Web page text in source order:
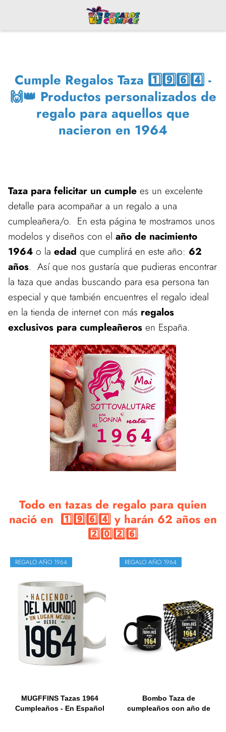
Cumple Regalos Taza 1️⃣9️⃣6️⃣4️⃣ -
🙌👑 Productos personalizados de
regalo para aquellos que
nacieron en 1964
Taza para felicitar un cumple es un excelente
detalle para acompañar a un regalo a una
cumpleañera/o. En esta página te mostramos unos
modelos y diseños con el año de nacimiento
1964 o la edad que cumplirá en este año: 62
años. Así que nos gustaría que pudieras encontrar
la taza que andas buscando para esa persona tan
especial y que también encuentres el regalo ideal
en la tienda de internet con más regalos
exclusivos para cumpleañeros en España.
Todo en tazas de regalo para quien
nació en 1️⃣9️⃣6️⃣4️⃣ y harán 62 años en
2️⃣0️⃣2️⃣6️⃣
REGALO AÑO 1964
MUGFFINS Tazas 1964
Cumpleaños - En Español
REGALO AÑO 1964
Bombo Taza de
cumpleaños con año de